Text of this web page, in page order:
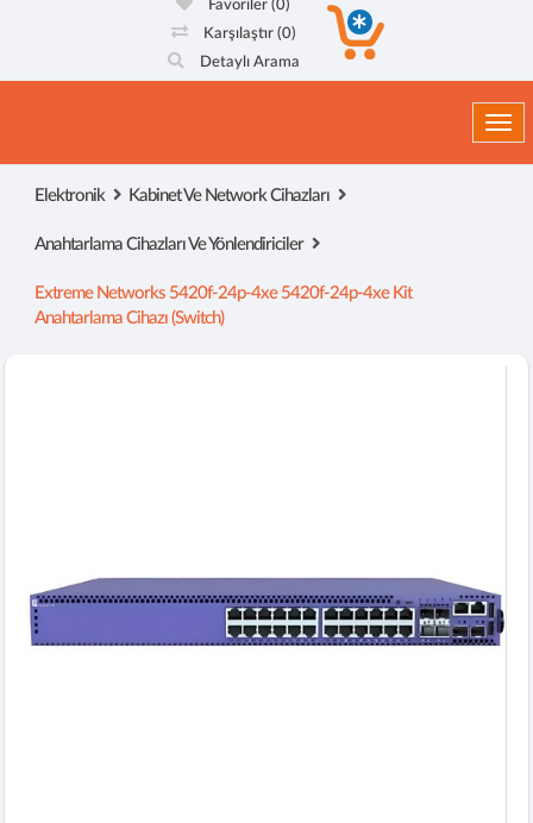
Favoriler(0)
Karşılaştır (0)
Detaylı Arama
Elektronik Kabinet Ve Network Cihazları
Anahtarlama Cihazları Ve Yönlendiriciler
Extreme Networks 5420f-24p-4xe 5420f-24p-4xe Kit
Anahtarlama Cihazı (switch)